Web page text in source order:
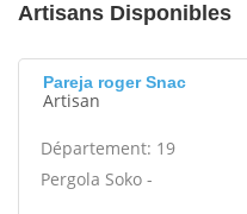
Artisans Disponibles
Pareja roger Snac
Artisan
Département: 19
Pergola Soko -